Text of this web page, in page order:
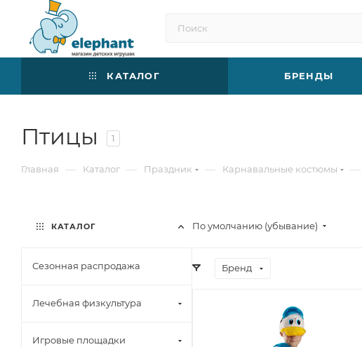
КАТАЛОГ БРЕНДЫ
Птицы 1
Главная — Каталог — Праздник — Карнавальные костюмы —
По умолчанию (убывание)
Бренд
КАТАЛОГ
Сезонная распродажа
Лечебная физкультура
Игровые площадки